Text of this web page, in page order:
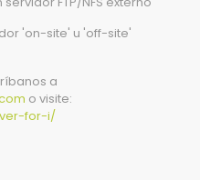
'on-site' u 'off-site'
a
o visite:
for-i/